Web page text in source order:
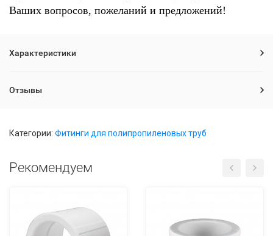
Ваших вопросов, пожеланий и предложений!
Характеристики
Отзывы
Категории: Фитинги для полипропиленовых труб
Рекомендуем